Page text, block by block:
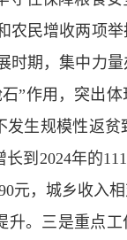
民增收两项
期，集中力
”作用，突出
生规模性返
到2024年的
元，城乡收入
升。三是重点